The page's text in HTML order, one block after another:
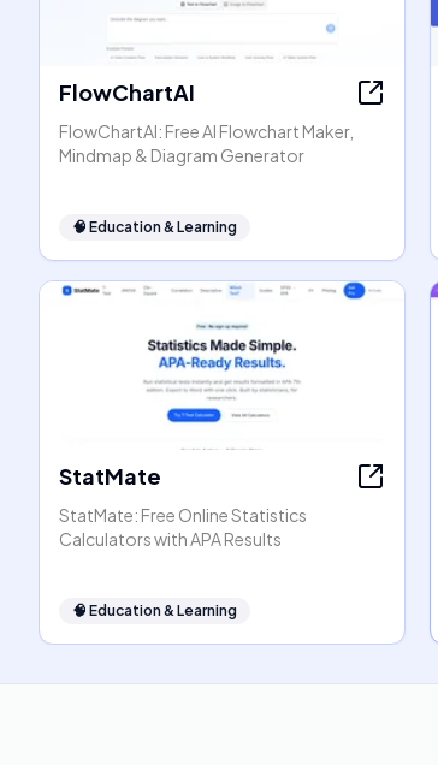
FlowChartAI
FlowChartAI: Free AI Flowchart Maker,
Mindmap & Diagram Generator
🧠 Education & Learning
StatMate
StatMate: Free Online Statistics
Calculators with APA Results
🧠 Education & Learning